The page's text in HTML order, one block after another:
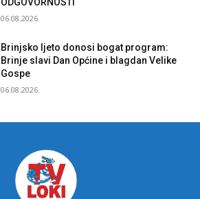
ODGOVORNOSTI
06.08.2026.
Brinjsko ljeto donosi bogat program:
Brinje slavi Dan Općine i blagdan Velike
Gospe
06.08.2026.